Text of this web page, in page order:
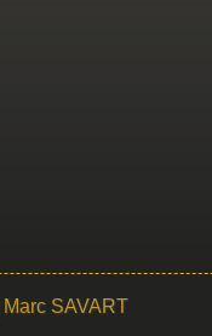
Marc SAVART